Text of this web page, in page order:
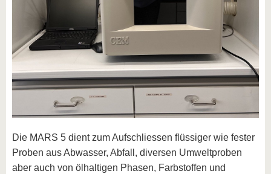
Die MARS 5 dient zum Aufschliessen flüssiger wie fester
Proben aus Abwasser, Abfall, diversen Umweltproben
aber auch von ölhaltigen Phasen, Farbstoffen und